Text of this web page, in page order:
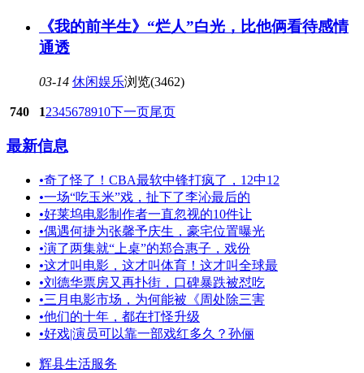
《我的前半生》“烂人”白光，比他俩看待感情
通透
03-14 休闲娱乐浏览(3462)
740 12345678910下一页尾页
最新信息
•奇了怪了！CBA最软中锋打疯了，12中12
•一场“吃玉米”戏，扯下了李沁最后的
•好莱坞电影制作者一直忽视的10件让
•偶遇何捷为张馨予庆生，豪宅位置曝光
•演了两集就“上桌”的郑合惠子，戏份
•这才叫电影，这才叫体育！这才叫全球最
•刘德华票房又再扑街，口碑暴跌被怼吃
•三月电影市场，为何能被《周处除三害
•他们的十年，都在打怪升级
•好戏|演员可以靠一部戏红多久？孙俪
辉县生活服务